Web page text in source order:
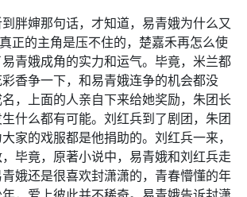
到胖婶那句话，才知道，易青娥为什么又
正的主角是压不住的，楚嘉禾再怎么使
青娥成角的实力和运气。毕竟，米兰都
香争一下，和易青娥连争的机会都没
，上面的人亲自下来给她奖励，朱团长
什么都有可能。​刘红兵到了剧团，朱团
家的戏服都是他捐助的。​刘红兵一来，
毕竟，原著小说中，易青娥和刘红兵走
娥还是很喜欢封潇潇的，青春懵懂的年